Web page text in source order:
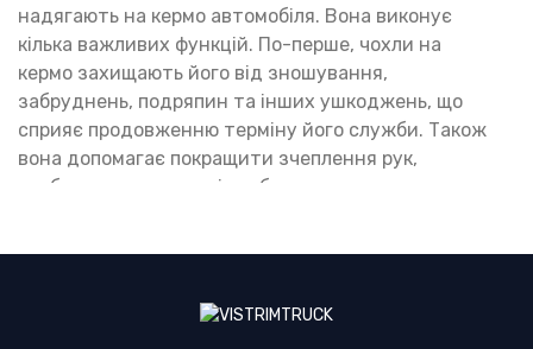
надягають на кермо автомобіля. Вона виконує
кілька важливих функцій. По-перше, чохли на
кермо захищають його від зношування,
забруднень, подряпин та інших ушкоджень, що
сприяє продовженню терміну його служби. Також
вона допомагає покращити зчеплення рук,
особливо якщо матеріал обплетення має